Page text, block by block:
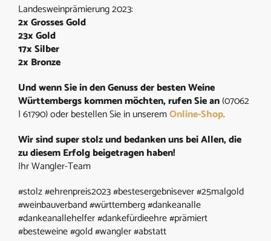
Landesweinprämierung 2023:
2x Grosses Gold
23x Gold
17x Silber
2x Bronze
Und wenn Sie in den Genuss der besten Weine
Württembergs kommen möchten, rufen Sie an(07062
| 61790) oder bestellen Sie in unseremOnline-Shop.
Wir sind super stolz und bedanken uns bei Allen, die
zu diesem Erfolg beigetragen haben!
Ihr Wangler-Team
#stolz #ehrenpreis2023 #bestesergebnisever #25malgold
#weinbauverband #württemberg #dankeanalle
#dankeanallehelfer #dankefürdieehre #prämiert
#besteweine #gold #wangler #abstatt